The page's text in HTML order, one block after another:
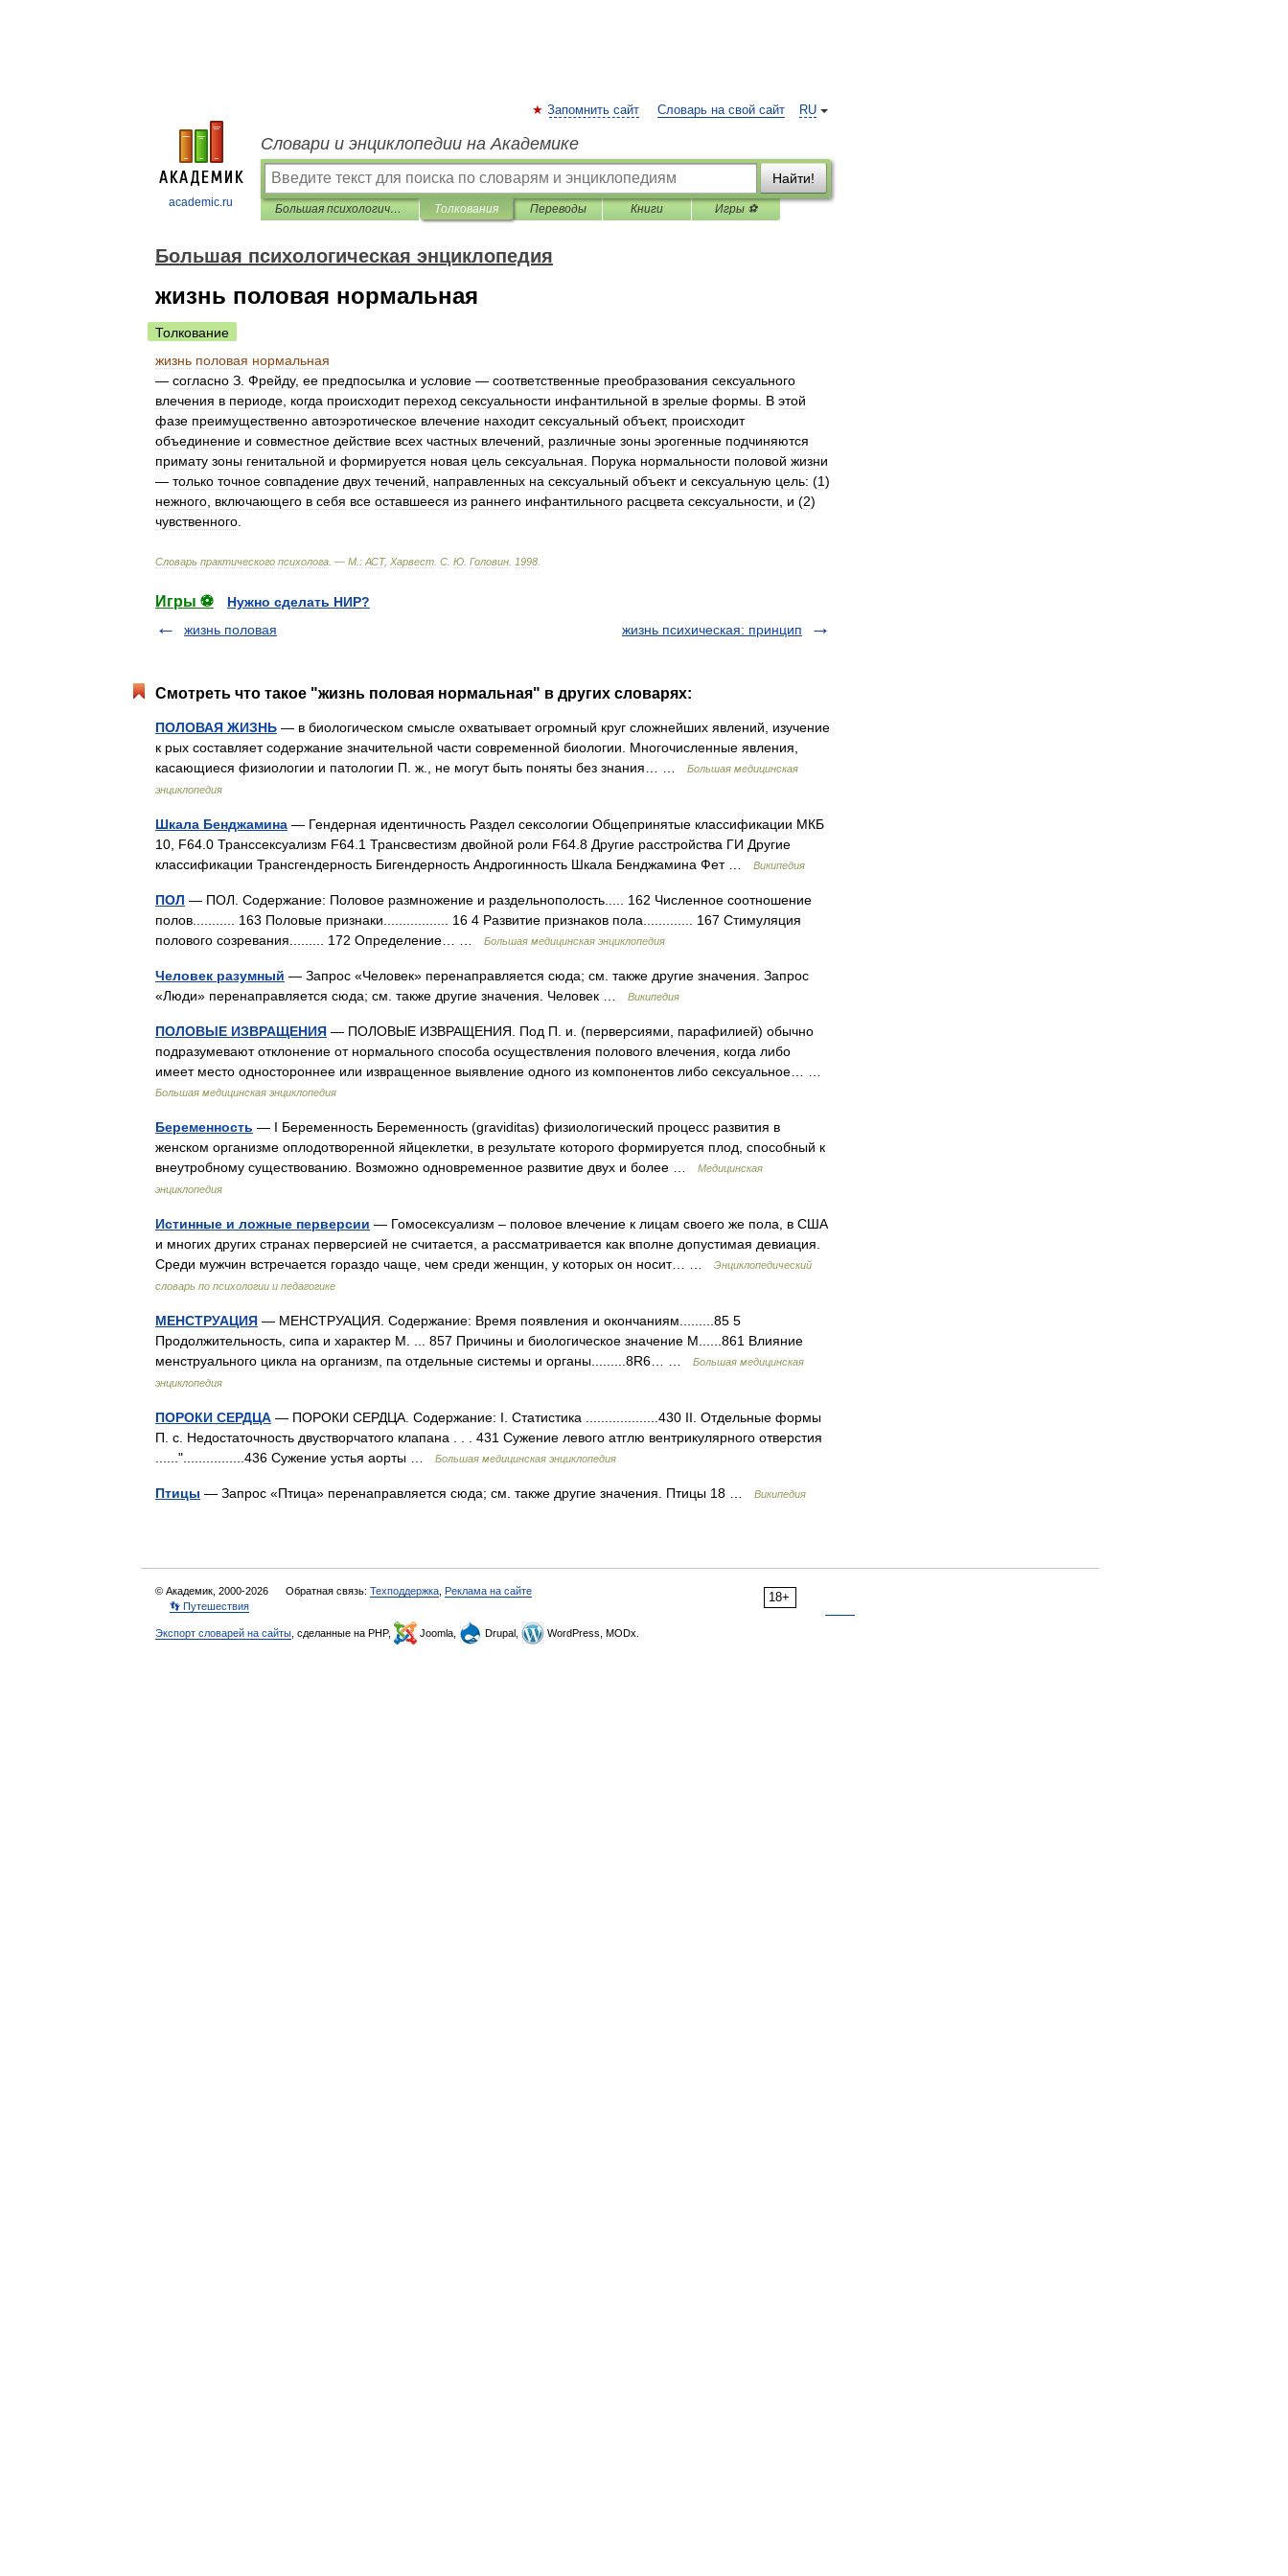
academic.ru
RU
Запомнить сайт Словарь на свой сайт
Словари и энциклопедии на Академике
Найти!
Большая психологическая энциклопедия Толкования Переводы Книги Игры ⚽
Большая психологическая энциклопедия
жизнь половая нормальная
Толкование
жизнь половая нормальная
— согласно З Фрейду, ее предпосылка и условие — соответственные преобразования сексуального
влечения в периоде когда происходит переход сексуальности инфантильной в зрелые формы В этой
фазе преимущественно автоэротическое влечение находит сексуальный объект, происходит
объединение и совместное действие всех частных влечений различные зоны эрогенные подчиняются
примату зоны генитальной и формируется новая цель сексуальная Порука нормальности половой жизни
— только точное совпадение двух течений направленных на сексуальный объект и сексуальную цель: (1)
нежного включающего в себя все оставшееся из раннего инфантильного расцвета сексуальности и (2)
чувственного
Словарь практического психолога . — М : АСТ, Харвест С Ю Головин 1998
Игры ⚽
Нужно сделать НИР?
жизнь половая
жизнь психическая: принцип
Смотреть что такое "жизнь половая нормальная" в других словарях:
ПОЛОВАЯ ЖИЗНЬ — в биологическом смысле охватывает огромный круг сложнейших явлений, изучение
к рых составляет содержание значительной части современной биологии. Многочисленные явления,
касающиеся физиологии и патологии П. ж., не могут быть поняты без знания… …
Большая медицинская
энциклопедия
Шкала Бенджамина — Гендерная идентичность Раздел сексологии Общепринятые классификации МКБ
10, F64.0 Транссексуализм F64.1 Трансвестизм двойной роли F64.8 Другие расстройства ГИ Другие
классификации Трансгендерность Бигендерность Андрогинность Шкала Бенджамина Фет …
Википедия
ПОЛ — ПОЛ. Содержание: Половое размножение и раздельнополость..... 162 Численное соотношение
полов........... 163 Половые признаки................. 16 4 Развитие признаков пола............. 167 Стимуляция
полового созревания......... 172 Определение… …
Большая медицинская энциклопедия
Человек разумный — Запрос «Человек» перенаправляется сюда; см. также другие значения. Запрос
«Люди» перенаправляется сюда; см. также другие значения. Человек …
Википедия
ПОЛОВЫЕ ИЗВРАЩЕНИЯ — ПОЛОВЫЕ ИЗВРАЩЕНИЯ. Под П. и. (перверсиями, парафилией) обычно
подразумевают отклонение от нормального способа осуществления полового влечения, когда либо
имеет место одностороннее или извращенное выявление одного из компонентов либо сексуальное… …
Большая медицинская энциклопедия
Беременность — I Беременность Беременность (graviditas) физиологический процесс развития в
женском организме оплодотворенной яйцеклетки, в результате которого формируется плод, способный к
внеутробному существованию. Возможно одновременное развитие двух и более …
Медицинская
энциклопедия
Истинные и ложные перверсии — Гомосексуализм – половое влечение к лицам своего же пола, в США
и многих других странах перверсией не считается, а рассматривается как вполне допустимая девиация.
Среди мужчин встречается гораздо чаще, чем среди женщин, у которых он носит… …
Энциклопедический
словарь по психологии и педагогике
МЕНСТРУАЦИЯ — МЕНСТРУАЦИЯ. Содержание: Время появления и окончаниям.........85 5
Продолжительность, сипа и характер М. ... 857 Причины и биологическое значение М......861 Влияние
менструального цикла на организм, па отдельные системы и органы.........8R6… …
Большая медицинская
энциклопедия
ПОРОКИ СЕРДЦА — ПОРОКИ СЕРДЦА. Содержание: I. Статистика ...................430 II. Отдельные формы
П. с. Недостаточность двустворчатого клапана . . . 431 Сужение левого атглю вентрикулярного отверстия
......"................436 Сужение устья аорты …
Большая медицинская энциклопедия
Птицы — Запрос «Птица» перенаправляется сюда; см. также другие значения. Птицы 18 … Википедия
18+
© Академик, 2000-2026 Обратная связь: Техподдержка Реклама на сайте
👣 Путешествия
Экспорт словарей на сайты , сделанные на PHP, Joomla, Drupal, WordPress, MODx.